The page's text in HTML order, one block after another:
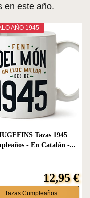
en este año.
AÑO 1945
Tazas 1945
- En Catalán -...
12,95 €
Tazas Cumpleaños